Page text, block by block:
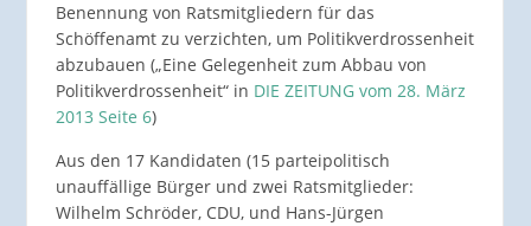
Benennung von Ratsmitgliedern für das
Schöffenamt zu verzichten, um Politikverdrossenheit
abzubauen („Eine Gelegenheit zum Abbau von
Politikverdrossenheit“ in DIE ZEITUNG vom 28. März
2013 Seite 6)
Aus den 17 Kandidaten (15 parteipolitisch
unauffällige Bürger und zwei Ratsmitglieder:
Wilhelm Schröder, CDU, und Hans-Jürgen